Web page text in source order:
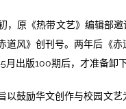
，原《热带文艺》编辑部
道风》创刊号。两年后《
月出版100期后，才准备卸
以鼓励华文创作与校园文